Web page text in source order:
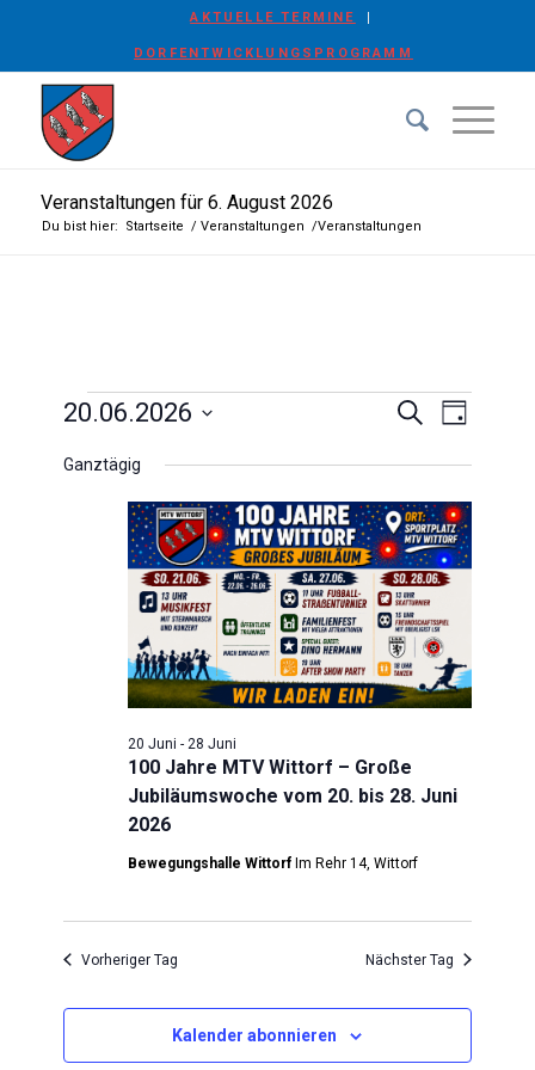
AKTUELLE TERMINE
DORFENTWICKLUNGSPROGRAMM
Veranstaltungen für 6. August 2026
Du bist hier: Startseite / Veranstaltungen /Veranstaltungen
Veranstaltungen
für
Juni
2026
Suche
Tag
20.06.2026
wählen.
Ganztägig
100 Jahre MTV Wittorf – Große
Jubiläumswoche vom 20. bis 28. Juni
2026
20 Juni - 28 Juni
Bewegungshalle WittorfIm Rehr 14, Wittorf
Vorheriger Tag Nächster Tag
Kalender abonnieren